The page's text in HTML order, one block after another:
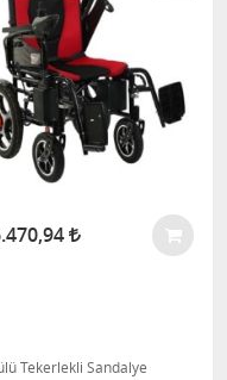
Tekerlekli Sandalye